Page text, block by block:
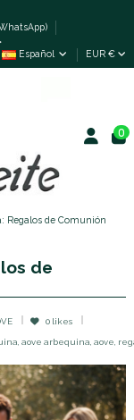
Español
EUR €
0
Regalos de Comunión
de
0 likes
aove arbequina, aove,